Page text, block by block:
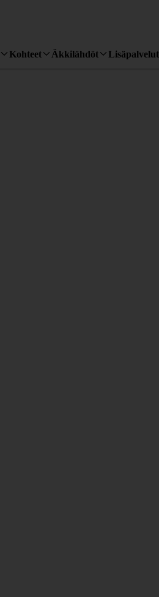
Kohteet Äkkilähdöt Lisäpalvelut